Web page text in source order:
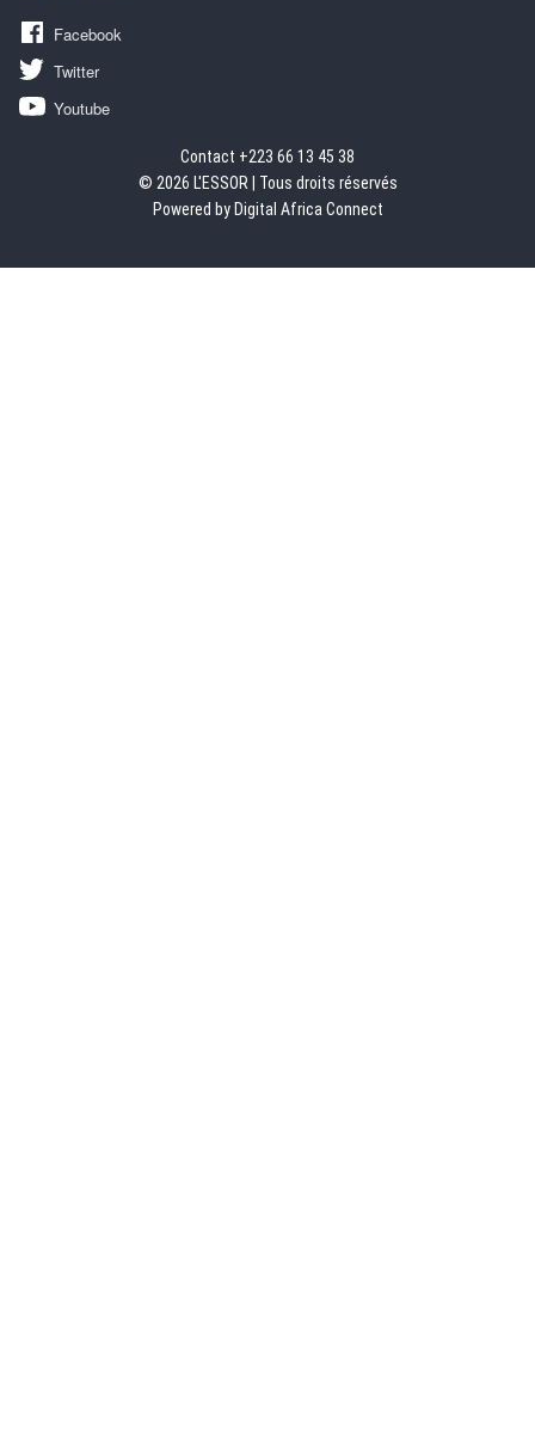
Facebook
Twitter
Youtube
Contact +223 66 13 45 38
© 2026 L'ESSOR | Tous droits réservés
Powered by Digital Africa Connect